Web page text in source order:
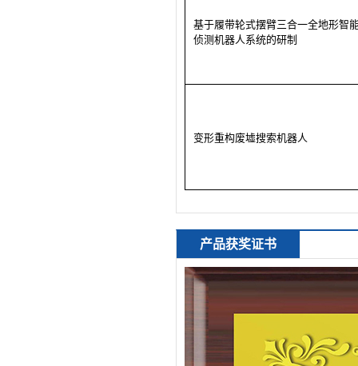
基于履带轮式摆臂三合一全地形智
侦测机器人系统的研制
变形重构废墟搜索机器人
产品获奖证书